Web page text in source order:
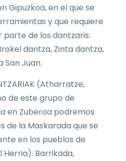
Gipuzkoa, en el que se
y que requiere
de los dantzaris:
dantza, Zinta dantza,
San Juan.
(Atharratze,
de este grupo de
en Zuberoa podremos
de la Maskarada que se
en los pueblos de
Herria): Barrikada,